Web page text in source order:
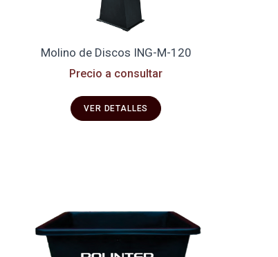
Molino de Discos ING-M-120
Precio a consultar
VER DETALLES